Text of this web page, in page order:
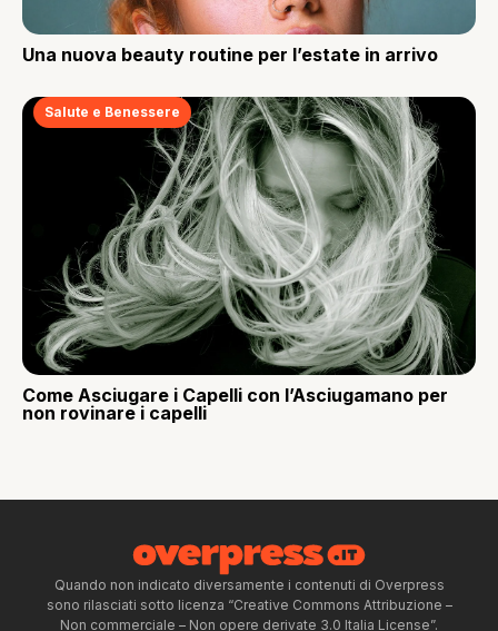
Una nuova beauty routine per l’estate in arrivo
Salute e Benessere
Come Asciugare i Capelli con l’Asciugamano per
non rovinare i capelli
Quando non indicato diversamente i contenuti di Overpress
sono rilasciati sotto licenza “Creative Commons Attribuzione –
Non commerciale – Non opere derivate 3.0 Italia License”.